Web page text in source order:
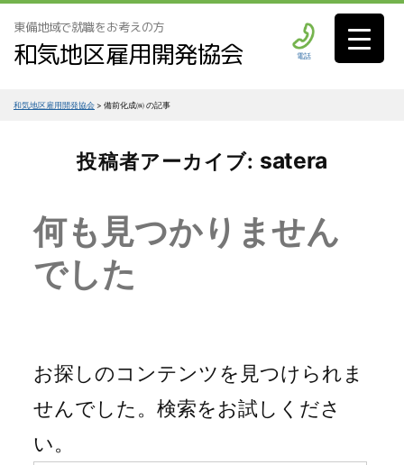
東備地域で就職をお考えの方
和気地区雇用開発協会 電話
和気地区雇用開発協会 > 備前化成㈱ の記事
投稿者アーカイブ: satera
何も見つかりません
でした
お探しのコンテンツを見つけられま
せんでした。検索をお試しくださ
い。